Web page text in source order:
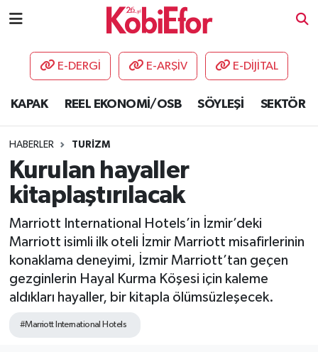
E-DERGİ E-ARŞİV E-DİJİTAL
KAPAK REEL EKONOMİ/OSB SÖYLEŞİ SEKTÖR
HABERLER TURİZM
Kurulan hayaller
kitaplaştırılacak
Marriott International Hotels’in İzmir’deki
Marriott isimli ilk oteli İzmir Marriott misafirlerinin
konaklama deneyimi, İzmir Marriott’tan geçen
gezginlerin Hayal Kurma Köşesi için kaleme
aldıkları hayaller, bir kitapla ölümsüzleşecek.
#Marriott International Hotels
AKADEMİ
DESTEK-TEŞVİK
ETKİNLİK
GÜNCEL
HABERLER
KAPAK